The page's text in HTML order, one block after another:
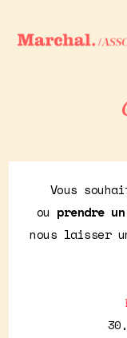
Vous
ou prendre
nous laisser